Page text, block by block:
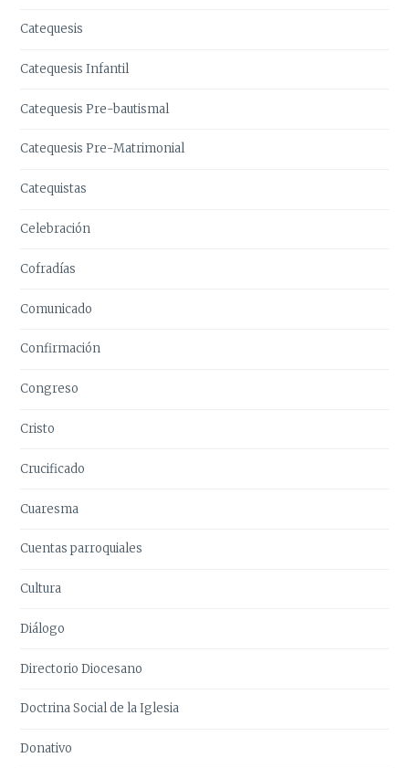
Catequesis
Catequesis Infantil
Catequesis Pre-bautismal
Catequesis Pre-Matrimonial
Catequistas
Celebración
Cofradías
Comunicado
Confirmación
Congreso
Cristo
Crucificado
Cuaresma
Cuentas parroquiales
Cultura
Diálogo
Directorio Diocesano
Doctrina Social de la Iglesia
Donativo